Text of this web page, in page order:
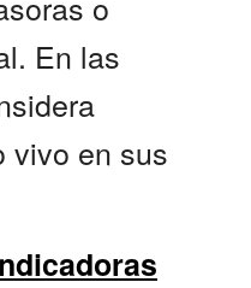
En las
vivo en sus